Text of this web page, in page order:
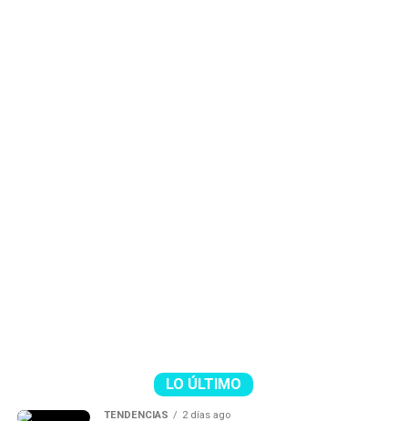
gente no entendió esa parte.
LO ÚLTIMO
TENDENCIAS 2 días ago